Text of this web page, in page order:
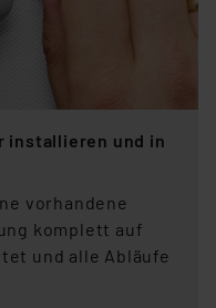
installieren und in
vorhandene
komplett auf
und alle Abläufe